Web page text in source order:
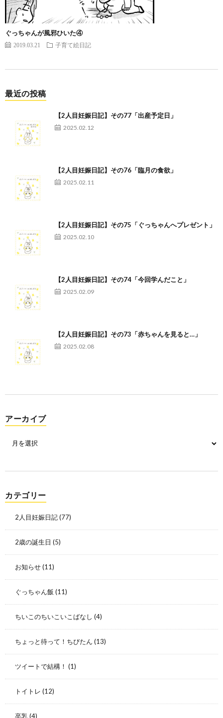
ぐっちゃんが風邪ひいた④
2019.03.21 子育て絵日記
最近の投稿
【2人目妊娠日記】その77「出産予定日」
2025.02.12
【2人目妊娠日記】その76「臨月の食欲」
2025.02.11
【2人目妊娠日記】その75「ぐっちゃんへプレゼント」
2025.02.10
【2人目妊娠日記】その74「今回学んだこと」
2025.02.09
【2人目妊娠日記】その73「赤ちゃんを見ると…」
2025.02.08
アーカイブ
カテゴリー
2人目妊娠日記(77)
2歳の誕生日 (5)
お知らせ(11)
ぐっちゃん飯 (11)
ちいこのちいこいこばなし (4)
ちょっと待って！ちびたん (13)
ツイートで結構！ (1)
トイトレ (12)
卒乳(4)